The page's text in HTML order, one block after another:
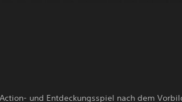
und Entdeckungsspiel nach dem